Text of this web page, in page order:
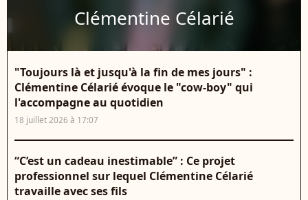
Clémentine Célarié
"Toujours là et jusqu'à la fin de mes jours" :
Clémentine Célarié évoque le "cow-boy" qui
l'accompagne au quotidien
18 juillet 2026 à 17:07
“C’est un cadeau inestimable” : Ce projet
professionnel sur lequel Clémentine Célarié
travaille avec ses fils